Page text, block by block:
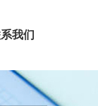
我们